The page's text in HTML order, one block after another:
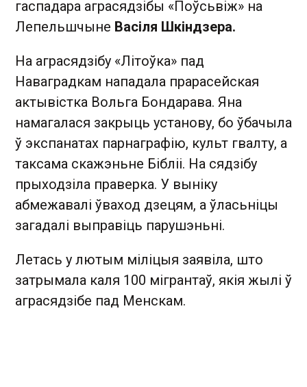
гаспадара аграсядзібы «Поўсьвіж» на
Лепельшчыне Васіля Шкіндзера.
На аграсядзібу «Літоўка» пад
Наваградкам нападала прарасейская
актывістка Вольга Бондарава. Яна
намагалася закрыць установу, бо ўбачыла
ў экспанатах парнаграфію, культ гвалту, а
таксама скажэньне Бібліі. На сядзібу
прыходзіла праверка. У выніку
абмежавалі ўваход дзецям, а ўласьніцы
загадалі выправіць парушэньні.
Летась у лютым міліцыя заявіла, што
затрымала каля 100 мігрантаў, якія жылі ў
аграсядзібе пад Менскам.